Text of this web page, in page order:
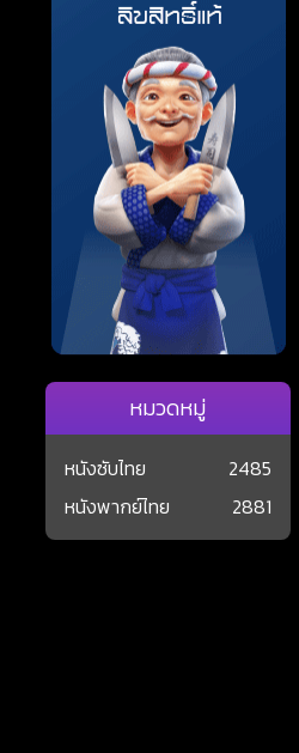
หมวดหมู่
หนังซับไทย
2485
หนังพากย์ไทย
2881